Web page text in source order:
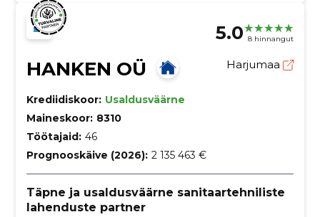
5.0 8 hinnangut
HANKEN OÜ Harjumaa
Krediidiskoor: Usaldusväärne
Maineskoor: 8310
Töötajaid: 46
Prognooskäive (2026): 2 135 463 €
Täpne ja usaldusväärne sanitaartehniliste
lahenduste partner